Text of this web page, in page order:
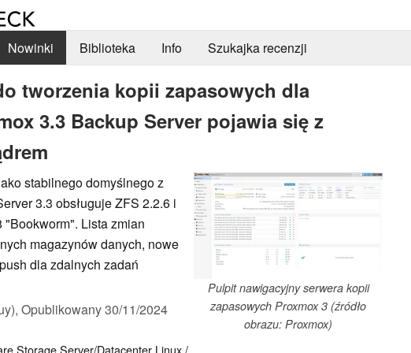
Nowinki Biblioteka Info Szukajka recenzji
tworzenia kopii zapasowych dla
3.3 Backup Server pojawia się z
Pulpit nawigacyjny serwera kopii
zapasowych Proxmox 3 (źródło
obrazu: Proxmox)
stabilnego domyślnego z
3.3 obsługuje ZFS 2.2.6 i
Lista zmian
magazynów danych, nowe
dla zdalnych zadań
Opublikowany30/11/2024
StorageServer/Datacenter Linux /